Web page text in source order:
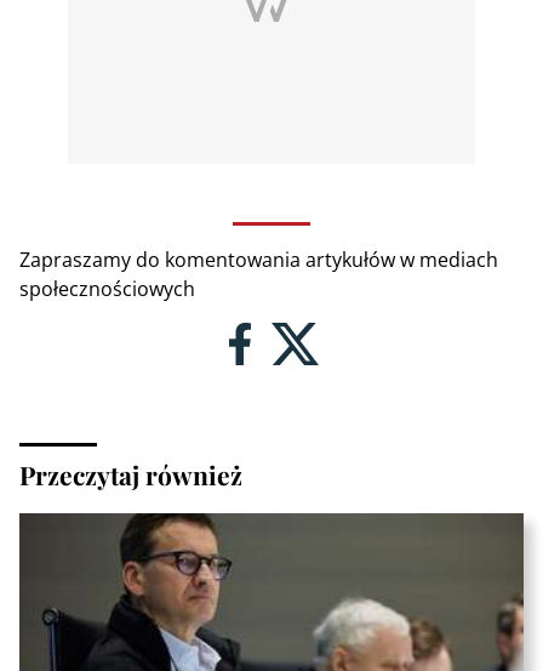
Zapraszamy do komentowania artykułów w mediach
społecznościowych
Przeczytaj również